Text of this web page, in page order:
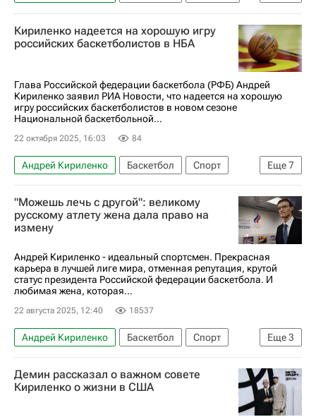
Егор Демин
Владислав Голдин
Российская федерация баскетбола (РФБ)
Майами Хит
Оклахома-Сити Тандер НБА
Кириленко надеется на хорошую игру
российских баскетболистов в НБА
Глава Российской федерации баскетбола (РФБ) Андрей
Кириленко заявил РИА Новости, что надеется на хорошую
игру российских баскетболистов в новом сезоне
Национальной баскетбольной...
22 октября 2025, 16:03 84
Еще7
Андрей Кириленко Баскетбол
Спорт
Россия
Егор Демин
Российская федерация баскетбола (РФБ)
Бруклин Нетс
Оклахома-Сити Тандер
НБА
"Можешь лечь с другой": великому
русскому атлету жена дала право на
измену
Андрей Кириленко - идеальный спортсмен. Прекрасная
карьера в лучшей лиге мира, отменная репутация, крутой
статус президента Российской федерации баскетбола. И
любимая жена, которая...
22 августа 2025, 12:40 18537
Еще3
Андрей Кириленко Баскетбол
Спорт
Юта Джаз
Бруклин Нетс НБА
Демин рассказал о важном совете
Кириленко о жизни в США